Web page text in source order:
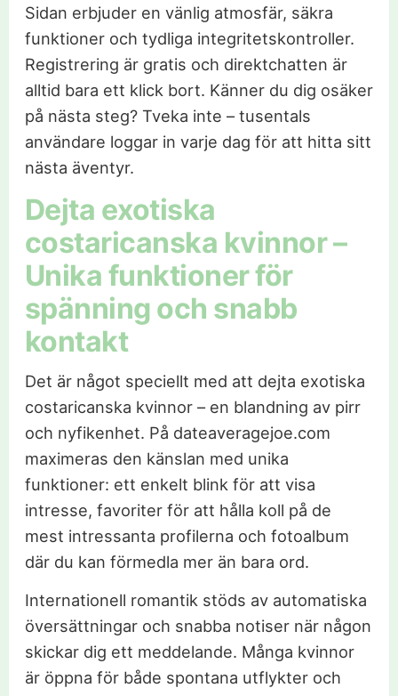
Sidan erbjuder en vänlig atmosfär, säkra
funktioner och tydliga integritetskontroller.
Registrering är gratis och direktchatten är
alltid bara ett klick bort. Känner du dig osäker
på nästa steg? Tveka inte – tusentals
användare loggar in varje dag för att hitta sitt
nästa äventyr.
Dejta exotiska
costaricanska kvinnor –
Unika funktioner för
spänning och snabb
kontakt
Det är något speciellt med att dejta exotiska
costaricanska kvinnor – en blandning av pirr
och nyfikenhet. På dateaveragejoe.com
maximeras den känslan med unika
funktioner: ett enkelt blink för att visa
intresse, favoriter för att hålla koll på de
mest intressanta profilerna och fotoalbum
där du kan förmedla mer än bara ord.
Internationell romantik stöds av automatiska
översättningar och snabba notiser när någon
skickar dig ett meddelande. Många kvinnor
är öppna för både spontana utflykter och